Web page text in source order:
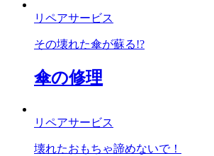
リペアサービス
その壊れた傘が蘇る!?
傘の修理
リペアサービス
壊れたおもちゃ諦めないで！